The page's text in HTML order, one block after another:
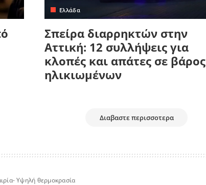
Ελλάδα
Σπείρα διαρρηκτών στην
Αττική: 12 συλλήψεις για
κλοπές και απάτες σε βάρος
ηλικιωμένων
Διαβαστε περισσοτερα
Υψηλή θερμοκρασία